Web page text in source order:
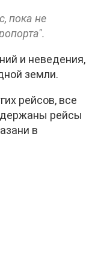
пока не
и неведения,
земли.
рейсов, все
рейсы
в